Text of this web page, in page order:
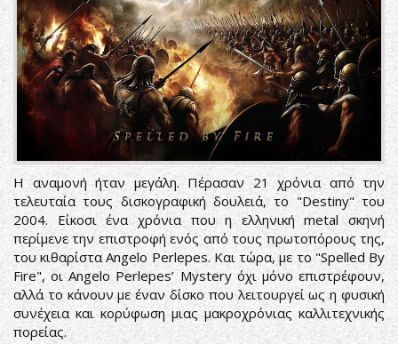
Η αναμονή ήταν μεγάλη. Πέρασαν 21 χρόνια από την
τελευταία τους δισκογραφική δουλειά, το "Destiny" του
2004. Είκοσι ένα χρόνια που η ελληνική metal σκηνή
περίμενε την επιστροφή ενός από τους πρωτοπόρους της,
του κιθαρίστα Angelo Perlepes. Και τώρα, με το "Spelled By
Fire", οι Angelo Perlepes’ Mystery όχι μόνο επιστρέφουν,
αλλά το κάνουν με έναν δίσκο που λειτουργεί ως η φυσική
συνέχεια και κορύφωση μιας μακροχρόνιας καλλιτεχνικής
πορείας.